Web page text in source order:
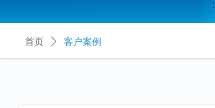
首页 ꄲ 客户案例